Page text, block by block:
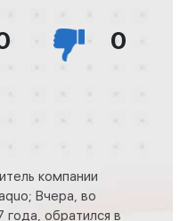
0
компании
Вчера, во
года, обратился в